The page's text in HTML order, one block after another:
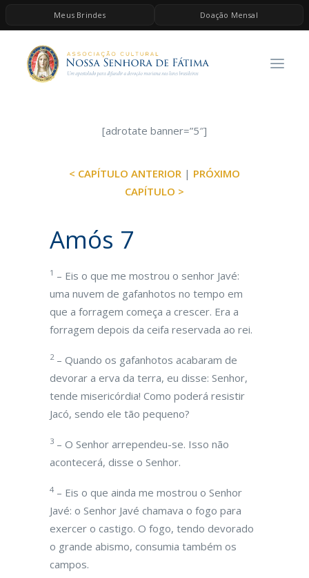
Meus Brindes Doação Mensal
HOME
A ASSOCIAÇÃO
ESPIRITUALIDADE
BRINDES
[adrotate banner=”5″]
< CAPÍTULO ANTERIOR | PRÓXIMO
CAPÍTULO >
Amós 7
1 – Eis o que me mostrou o senhor Javé:
uma nuvem de gafanhotos no tempo em
que a forragem começa a crescer. Era a
forragem depois da ceifa reservada ao rei.
2– Quando os gafanhotos acabaram de
devorar a erva da terra, eu disse: Senhor,
tende misericórdia! Como poderá resistir
Jacó, sendo ele tão pequeno?
3 – O Senhor arrependeu-se. Isso não
acontecerá, disse o Senhor.
4 – Eis o que ainda me mostrou o Senhor
Javé: o Senhor Javé chamava o fogo para
exercer o castigo. O fogo, tendo devorado
o grande abismo, consumia também os
campos.